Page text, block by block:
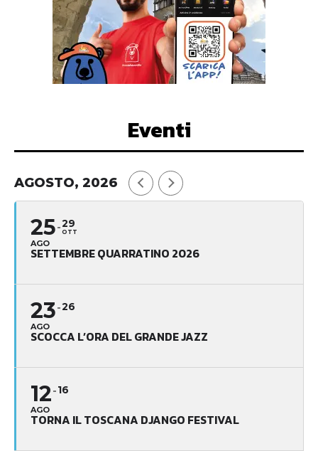
Eventi
AGOSTO, 2026
25
AGO
29
OTT
SETTEMBRE QUARRATINO 2026
23
AGO
26
SCOCCA L’ORA DEL GRANDE JAZZ
12
AGO
16
TORNA IL TOSCANA DJANGO FESTIVAL